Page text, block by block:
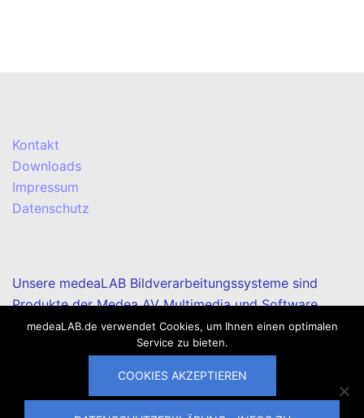
Kontakt
Downloads
Impressum
Datenschutz
Unsere medeaLAB Bildverarbeitungssysteme sind
Produkte der Medea AV Multimedia und Software
GmbH.
medeaLAB.de verwendet Cookies, um Ihnen einen optimalen
Service zu bieten.
COOKIES AKZEPTIEREN